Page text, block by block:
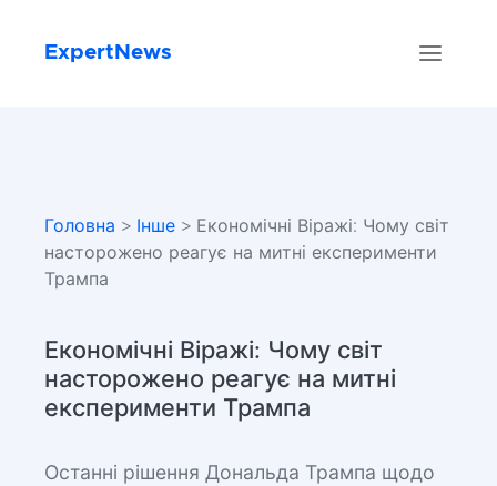
ExpertNews
Головна > Інше > Економічні Віражі: Чому світ
насторожено реагує на митні експерименти
Трампа
Економічні Віражі: Чому світ
насторожено реагує на митні
експерименти Трампа
Останні рішення Дональда Трампа щодо